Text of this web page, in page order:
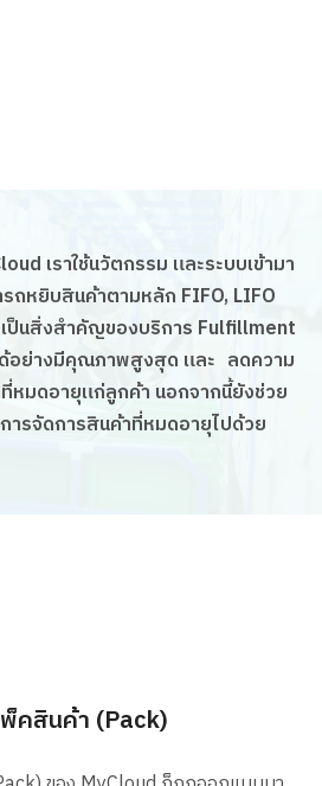
เราใช้นวัตกรรม และระบบเข้ามา
รถหยิบสินค้าตามหลัก FIFO, LIFO
ป็นสิ่งสำคัญของบริการ Fulfillment
ด้อย่างมีคุณภาพสูงสุด และ ลดความ
หมดอายุแก่ลูกค้า นอกจากนี้ยังช่วย
ารจัดการสินค้าที่หมดอายุไปด้วย
คสินค้า (Pack)